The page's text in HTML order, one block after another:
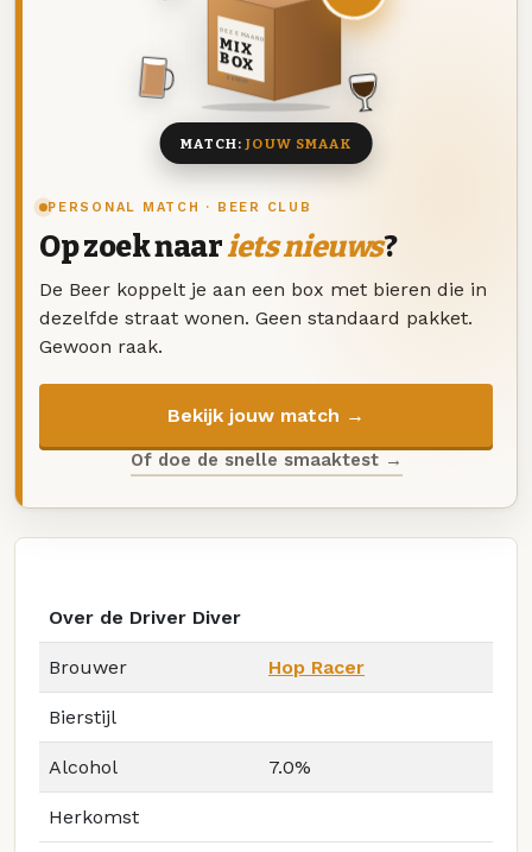
PERSONAL MATCH · BEER CLUB
Op zoek naariets nieuws?
De Beer koppelt je aan een box met bieren die in
dezelfde straat wonen. Geen standaard pakket.
Gewoon raak.
Bekijk jouw match →
Of doe de snelle smaaktest →
DEZE MAAND
MIX
BOX
8 BIEREN
MATCH:JOUW SMAAK
Over de Driver Diver
Brouwer Hop Racer
Bierstijl
Alcohol 7.0%
Herkomst